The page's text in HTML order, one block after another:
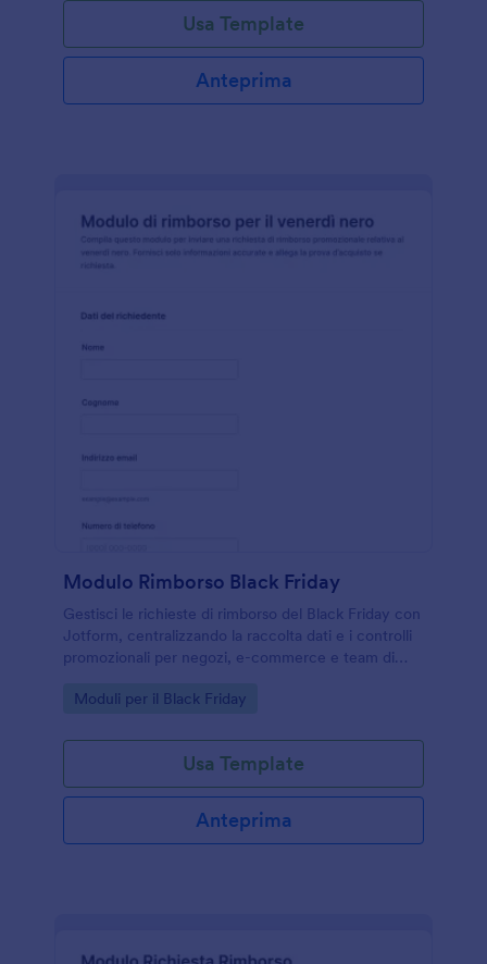
Usa Template
Anteprima
Modulo Rimborso Black Friday
Gestisci le richieste di rimborso del Black Friday con
Jotform, centralizzando la raccolta dati e i controlli
promozionali per negozi, e-commerce e team di
Go to Category:
Moduli per il Black Friday
Usa Template
Anteprima